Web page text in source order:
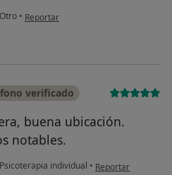
Otro • en opinión del usuario Diana
Reportar
verificado
buena ubicación.
notables.
Psicoterapia individual • en opinión del
Reportar